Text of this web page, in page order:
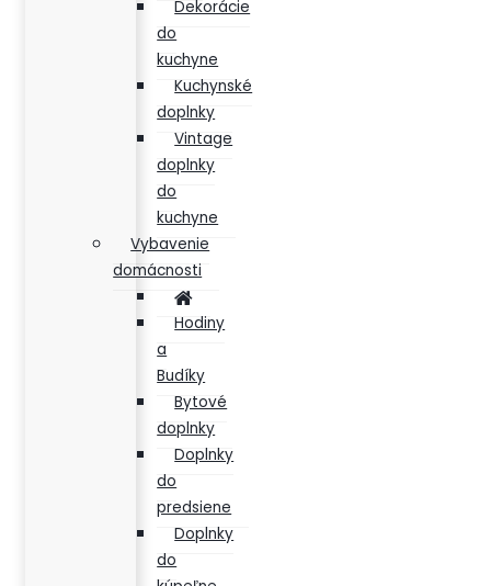
Dekorácie
do
kuchyne
Kuchynské
doplnky
Vintage
doplnky
do
kuchyne
Vybavenie
domácnosti
Hodiny
a
Budíky
Bytové
doplnky
Doplnky
do
predsiene
Doplnky
do